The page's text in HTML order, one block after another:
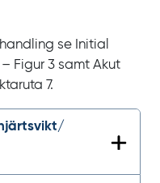
se Initial
Figur 3 samt Akut
7.